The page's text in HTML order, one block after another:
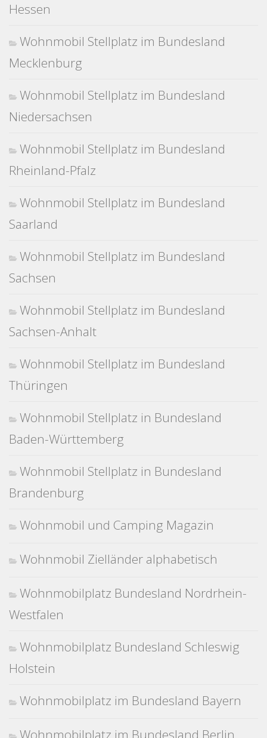
Hessen
Wohnmobil Stellplatz im Bundesland
Mecklenburg
Wohnmobil Stellplatz im Bundesland
Niedersachsen
Wohnmobil Stellplatz im Bundesland
Rheinland-Pfalz
Wohnmobil Stellplatz im Bundesland
Saarland
Wohnmobil Stellplatz im Bundesland
Sachsen
Wohnmobil Stellplatz im Bundesland
Sachsen-Anhalt
Wohnmobil Stellplatz im Bundesland
Thüringen
Wohnmobil Stellplatz in Bundesland
Baden-Württemberg
Wohnmobil Stellplatz in Bundesland
Brandenburg
Wohnmobil und Camping Magazin
Wohnmobil Zielländer alphabetisch
Wohnmobilplatz Bundesland Nordrhein-
Westfalen
Wohnmobilplatz Bundesland Schleswig
Holstein
Wohnmobilplatz im Bundesland Bayern
Wohnmobilplatz im Bundesland Berlin